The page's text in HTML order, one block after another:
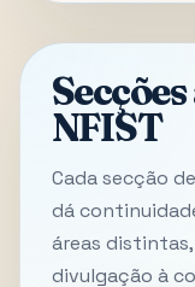
NFIST
Cada secção
dá
áreas
divulgação à